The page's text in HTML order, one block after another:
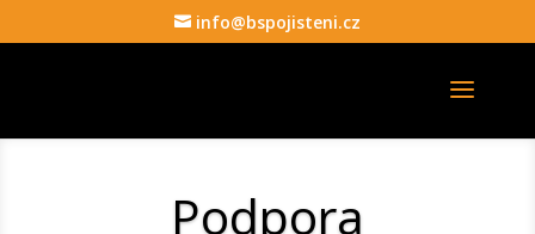
info@bspojisteni.cz
Podpora